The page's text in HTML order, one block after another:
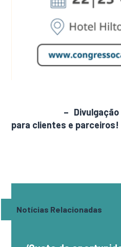
–
para clientes e parceiros!
Notícias Relacionadas